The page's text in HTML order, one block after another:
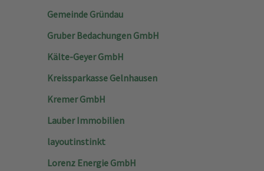
Gemeinde Gründau
Gruber Bedachungen GmbH
Kälte-Geyer GmbH
Kreissparkasse Gelnhausen
Kremer GmbH
Lauber Immobilien
layoutinstinkt
Lorenz Energie GmbH